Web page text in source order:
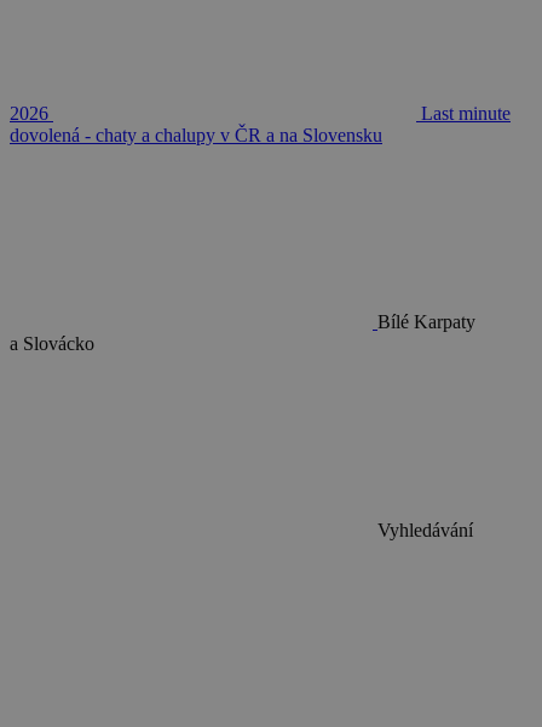
2026
Last minute
dovolená - chaty a chalupy v ČR a na Slovensku
Bílé Karpaty
a Slovácko
Vyhledávání